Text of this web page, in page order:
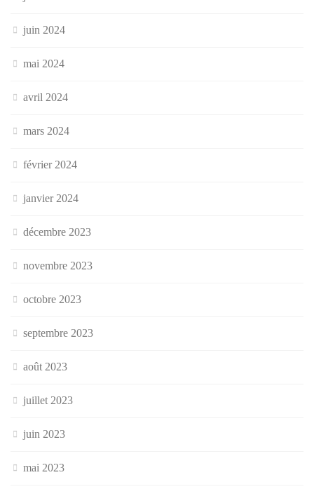
juin 2024
mai 2024
avril 2024
mars 2024
février 2024
janvier 2024
décembre 2023
novembre 2023
octobre 2023
septembre 2023
août 2023
juillet 2023
juin 2023
mai 2023